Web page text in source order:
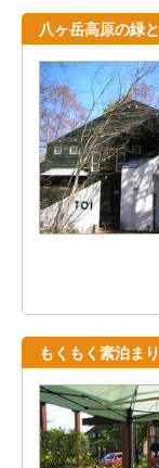
八ヶ岳高原の緑
もくもく素泊ま